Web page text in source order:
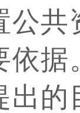
公
依
出